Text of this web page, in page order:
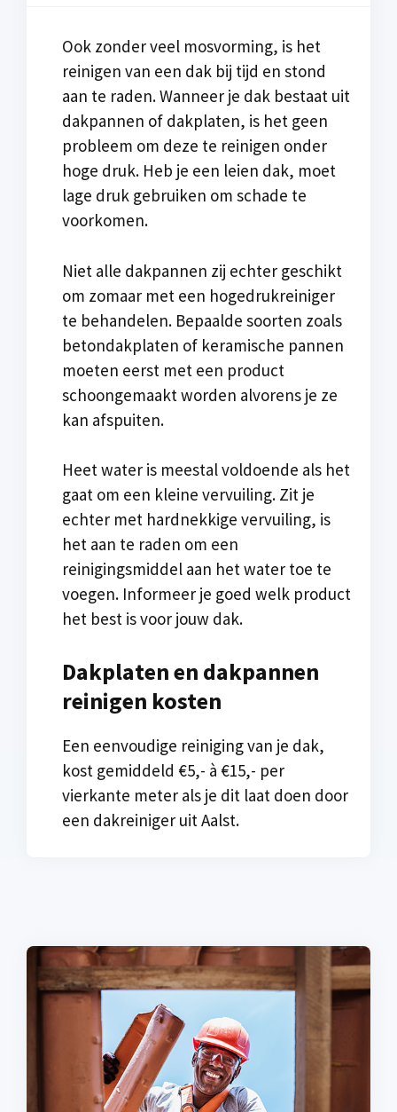
Ook zonder veel mosvorming, is het
reinigen van een dak bij tijd en stond
aan te raden. Wanneer je dak bestaat uit
dakpannen of dakplaten, is het geen
probleem om deze te reinigen onder
hoge druk. Heb je een leien dak, moet
lage druk gebruiken om schade te
voorkomen.
Niet alle dakpannen zij echter geschikt
om zomaar met een hogedrukreiniger
te behandelen. Bepaalde soorten zoals
betondakplaten of keramische pannen
moeten eerst met een product
schoongemaakt worden alvorens je ze
kan afspuiten.
Heet water is meestal voldoende als het
gaat om een kleine vervuiling. Zit je
echter met hardnekkige vervuiling, is
het aan te raden om een
reinigingsmiddel aan het water toe te
voegen. Informeer je goed welk product
het best is voor jouw dak.
Dakplaten en dakpannen
reinigen kosten
Een eenvoudige reiniging van je dak,
kost gemiddeld €5,- à €15,- per
vierkante meter als je dit laat doen door
een dakreiniger uit Aalst.